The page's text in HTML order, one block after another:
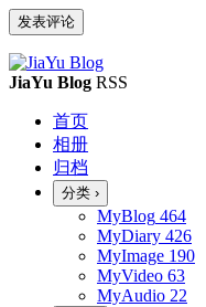
JiaYu Blog RSS
首页
相册
归档
分类 ›
MyBlog 464
MyDiary 426
MyImage 190
MyVideo 63
MyAudio 22